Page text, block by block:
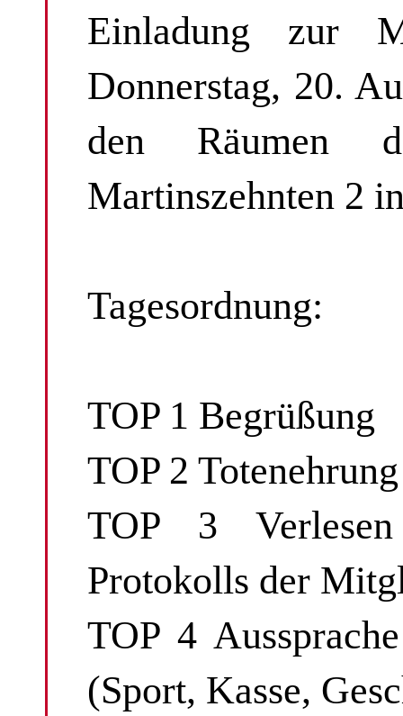
Einladung zur
Donnerstag, 20.
den Räumen
Martinszehnten 2
Tagesordnung:
TOP 1 Begrüßung
TOP 2 Totenehrung
TOP 3
Protokolls der
TOP 4
(Sport, Kasse,